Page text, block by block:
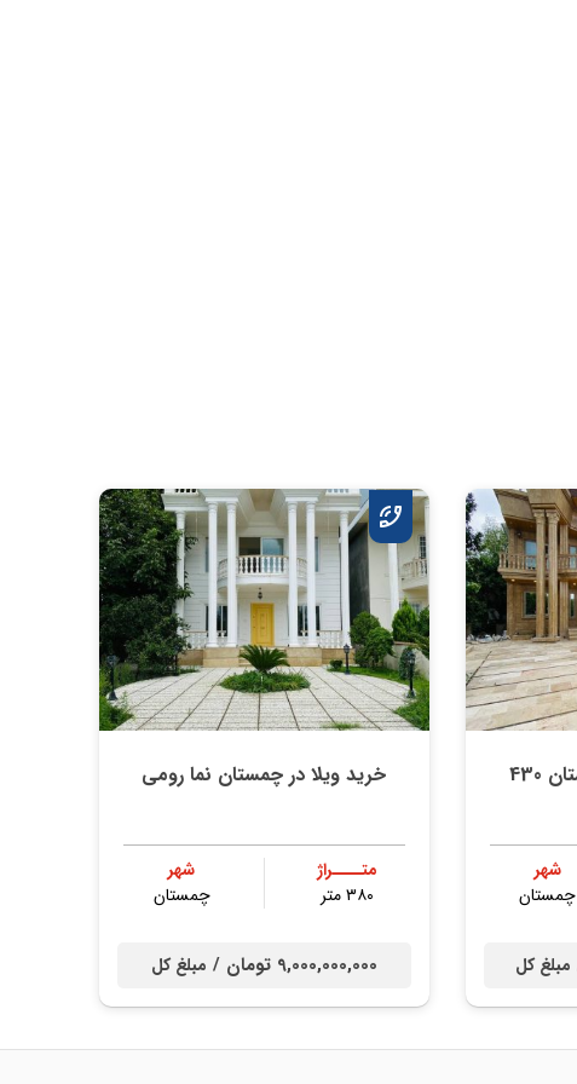
خرید ویلا کاخ در چمستان 430
شهر
چمستان
مبلغ کل
خرید ویلا در چمستان نما رومی
متــــراژ
۳۸۰ متر
شهر
چمستان
9,000,000,000 تومان / مبلغ کل